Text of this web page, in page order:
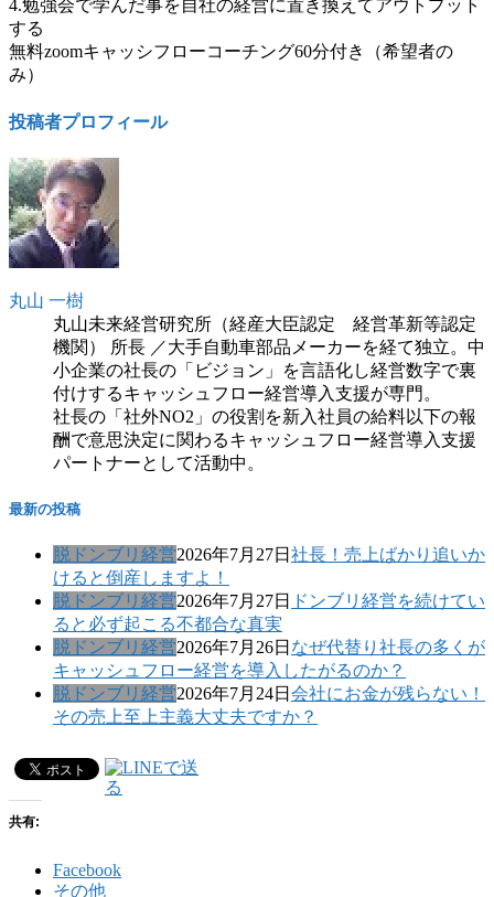
4.勉強会で学んだ事を自社の経営に置き換えてアウトプット
する
無料zoomキャッシフローコーチング60分付き（希望者の
み）
投稿者プロフィール
丸山 一樹
丸山未来経営研究所（経産大臣認定 経営革新等認定
機関） 所長 ／大手自動車部品メーカーを経て独立。中
小企業の社長の「ビジョン」を言語化し経営数字で裏
付けするキャッシュフロー経営導入支援が専門。
社長の「社外NO2」の役割を新入社員の給料以下の報
酬で意思決定に関わるキャッシュフロー経営導入支援
パートナーとして活動中。
最新の投稿
脱ドンブリ経営2026年7月27日 社長！売上ばかり追いか
けると倒産しますよ！
脱ドンブリ経営2026年7月27日 ドンブリ経営を続けてい
ると必ず起こる不都合な真実
脱ドンブリ経営2026年7月26日 なぜ代替り社長の多くが
キャッシュフロー経営を導入したがるのか？
脱ドンブリ経営2026年7月24日 会社にお金が残らない！
その売上至上主義大丈夫ですか？
共有:
Facebook
その他